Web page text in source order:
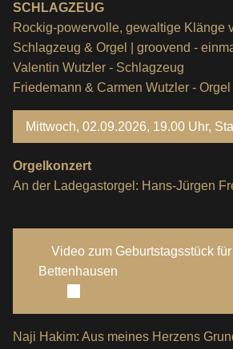
SCHLAGZEUG
Rockig-powervolle, gewaltige Klänge
Schlagzeug & Orgel | groovend -
Valentin Wutzler - Schlagzeug
Friedemann & Carmen Wutzler - Orgel
Mittwoch, 02.09.2026, 19.00 Uhr,
Orgelkonzert
An der Ladegastorgel: Hans-Jürgen
Video zum Geburtstagsstück
Naji Hakim: Aus meines Herzens